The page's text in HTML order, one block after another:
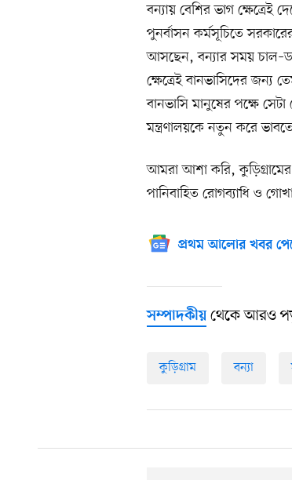
বন্যায় বেশির ভাগ ক্ষেত্রেই
পুনর্বাসন কর্মসূচিতে
আসছেন, বন্যার সময়
ক্ষেত্রেই বানভাসিদের জন্য
বানভাসি মানুষের পক্ষে
মন্ত্রণালয়কে নতুন করে
আমরা আশা করি, কুড়িগ্রামের
পানিবাহিত রোগব্যাধি ও
প্রথম আলোর খবর
সম্পাদকীয়থেকে আরও
কুড়িগ্রাম বন্যা